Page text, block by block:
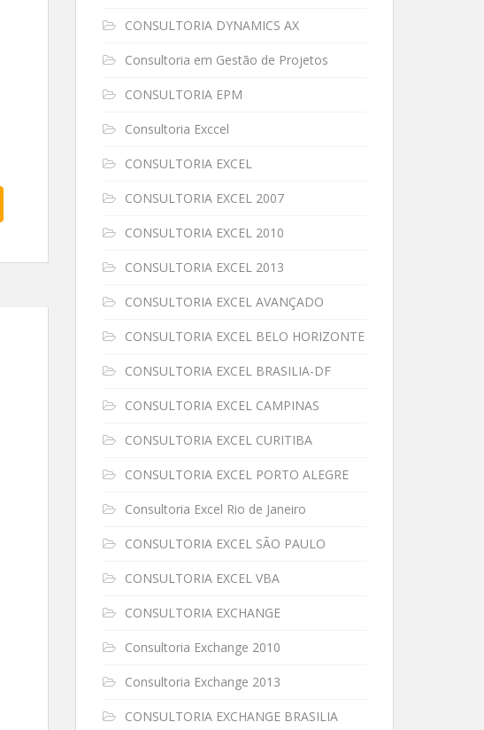
CONSULTORIA DYNAMICS AX
Consultoria em Gestão de Projetos
CONSULTORIA EPM
Consultoria Exccel
CONSULTORIA EXCEL
CONSULTORIA EXCEL 2007
CONSULTORIA EXCEL 2010
CONSULTORIA EXCEL 2013
CONSULTORIA EXCEL AVANÇADO
CONSULTORIA EXCEL BELO HORIZONTE
CONSULTORIA EXCEL BRASILIA-DF
CONSULTORIA EXCEL CAMPINAS
CONSULTORIA EXCEL CURITIBA
CONSULTORIA EXCEL PORTO ALEGRE
Consultoria Excel Rio de Janeiro
CONSULTORIA EXCEL SÃO PAULO
CONSULTORIA EXCEL VBA
CONSULTORIA EXCHANGE
Consultoria Exchange 2010
Consultoria Exchange 2013
CONSULTORIA EXCHANGE BRASILIA